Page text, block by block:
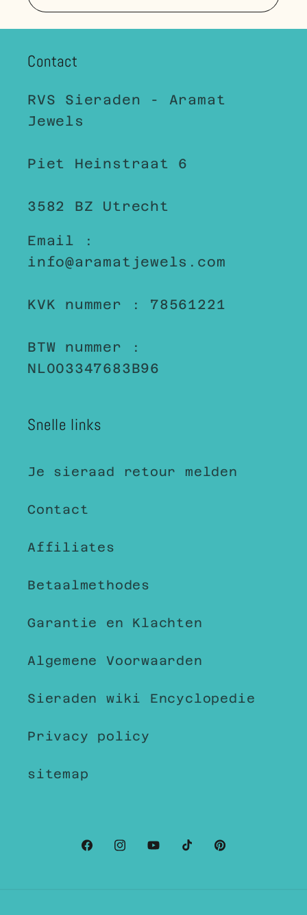
Contact
RVS Sieraden - Aramat
Jewels
Piet Heinstraat 6
3582 BZ Utrecht
Email :
info@aramatjewels.com
KVK nummer : 78561221
BTW nummer :
NL003347683B96
Snelle links
Je sieraad retour melden
Contact
Affiliates
Betaalmethodes
Garantie en Klachten
Algemene Voorwaarden
Sieraden wiki Encyclopedie
Privacy policy
sitemap
Facebook
Instagram
YouTubeTikTokPinterest